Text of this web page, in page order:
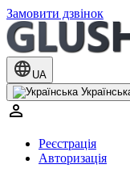
Замовити дзвінок
UA
Реєстрація
Авторизація